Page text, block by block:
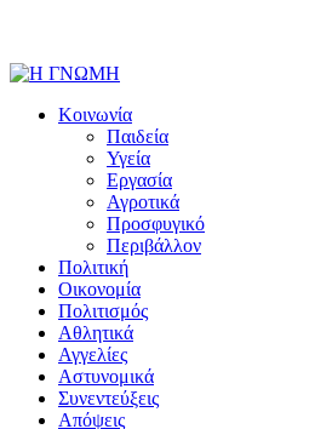
Κοινωνία
Παιδεία
Υγεία
Εργασία
Αγροτικά
Προσφυγικό
Περιβάλλον
Πολιτική
Οικονομία
Πολιτισμός
Αθλητικά
Αγγελίες
Αστυνομικά
Συνεντεύξεις
Απόψεις